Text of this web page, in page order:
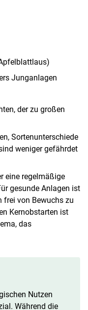
Junganlagen
der zu großen
Sortenunterschiede
weniger gefährdet
eine regelmäßige
gesunde Anlagen ist
frei von Bewuchs zu
Kernobstarten ist
das
Nutzen
Während die